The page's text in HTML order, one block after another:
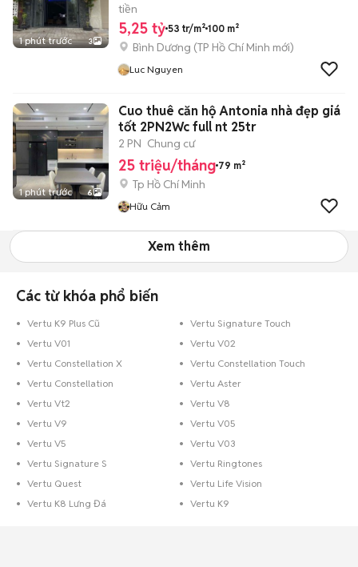
1 phút trước 3
tiền
5,25 tỷ 53 tr/m² 100 m²
Bình Dương (TP Hồ Chí Minh mới)
Luc Nguyen
1 phút trước 6
Cuo thuê căn hộ Antonia nhà đẹp giá
tốt 2PN2Wc full nt 25tr
2 PN Chung cư
25 triệu/tháng 79 m²
Tp Hồ Chí Minh
Hữu Cảm
Xem thêm
Các từ khóa phổ biến
Vertu K9 Plus Cũ
Vertu Signature Touch
Vertu V01
Vertu V02
Vertu Constellation X
Vertu Constellation Touch
Vertu Constellation
Vertu Aster
Vertu Vt2
Vertu V8
Vertu V9
Vertu V05
Vertu V5
Vertu V03
Vertu Signature S
Vertu Ringtones
Vertu Quest
Vertu Life Vision
Vertu K8 Lưng Đá
Vertu K9